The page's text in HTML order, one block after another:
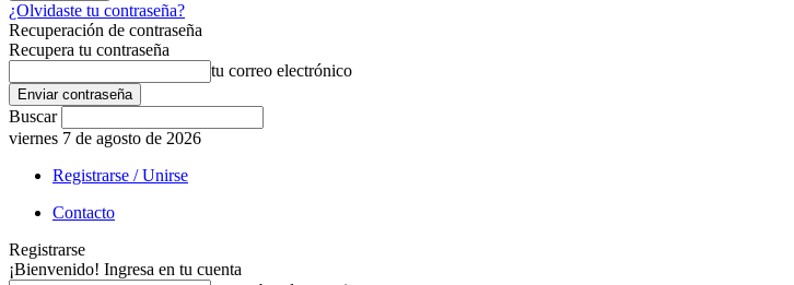
¿Olvidaste tu contraseña?
Recuperación de contraseña
Recupera tu contraseña
tu correo electrónico
Buscar
viernes 7 de agosto de 2026
Registrarse / Unirse
Contacto
Registrarse
¡Bienvenido! Ingresa en tu cuenta